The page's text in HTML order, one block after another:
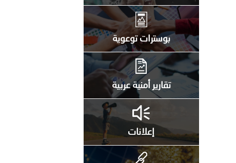
بوسترات توعوية
تقارير أمنية عربية
إعلانات